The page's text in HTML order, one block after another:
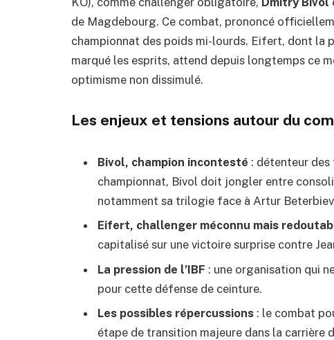
de Magdebourg. Ce combat, prononcé
championnat des poids mi-lourds. Eifert, dont la
marqué les esprits, attend depuis longtemps ce
optimisme non dissimulé.
Les enjeux et tensions autour du
Bivol, champion incontesté : détenteur des
championnat, Bivol doit jongler entre
notamment sa trilogie face à Artur
Eifert, challenger méconnu mais
capitalisé sur une victoire surprise contre
La pression de l’IBF : une organisation qui
pour cette défense de ceinture.
Les possibles répercussions : le combat
étape de transition majeure dans la carrière